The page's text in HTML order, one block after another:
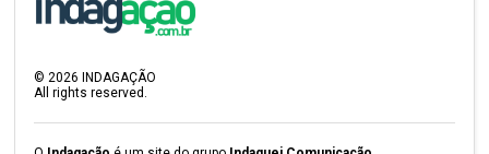
©2026 INDAGAÇÃO
All rights reserved.